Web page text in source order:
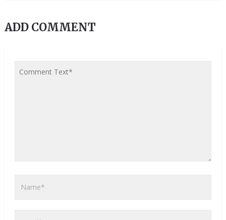
ADD COMMENT